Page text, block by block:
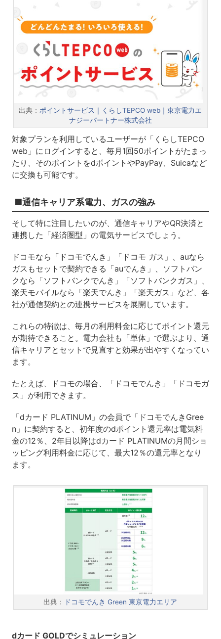
出典：ポイントサービス｜くらしTEPCO web｜東京電力エ
ナジーパートナー株式会社
対象プランを利用しているユーザーが「くらしTEPCO
web」にログインすると、毎月1回50ポイントがたまっ
たり、そのポイントをdポイントやPayPay、Suicaなど
に交換も可能です。
■通信キャリア系電力、ガスの強み
そして特に注目したいのが、通信キャリアやQR決済と
連携した「経済圏型」の電気サービスでしょう。
ドコモなら「ドコモでんき」「ドコモ ガス」、auなら
ガスもセットで契約できる「auでんき」、ソフトバン
クなら「ソフトバンクでんき」「ソフトバンクガス」、
楽天モバイルなら「楽天でんき」「楽天ガス」など、各
社が通信契約との連携サービスを展開しています。
これらの特徴は、毎月の利用料金に応じてポイント還元
が期待できること。電力会社も「単体」で選ぶより、通
信キャリアとセットで見直すと効果が出やすくなってい
ます。
たとえば、ドコモの場合、「ドコモでんき」「ドコモガ
ス」が利用できます。
「dカード PLATINUM」の会員で「ドコモでんきGree
n」に契約すると、初年度のdポイント還元率は電気料
金の12％、2年目以降はdカード PLATINUMの月間ショ
ッピング利用料金に応じて、最大12％の還元率となり
ます。
出典： ドコモでんき Green 東京電力エリア
dカード GOLDでシミュレーション